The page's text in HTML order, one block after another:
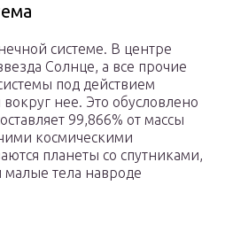
системе. В центре
Солнце, а все прочие
под действием
нее. Это обусловлено
99,866% от массы
космическими
планеты со спутниками,
тела навроде